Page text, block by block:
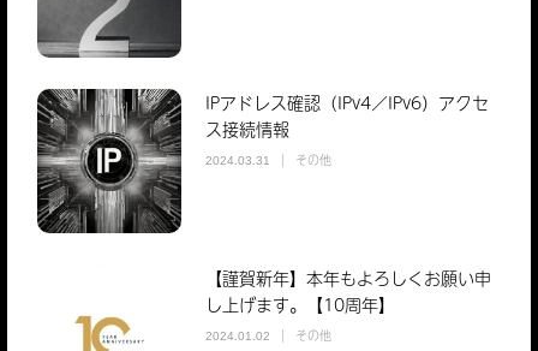
IPアドレス確認（IPv4／IPv6）アクセ
ス接続情報
2024.03.31 その他
【謹賀新年】本年もよろしくお願い申
し上げます。【10周年】
2024.01.02 その他